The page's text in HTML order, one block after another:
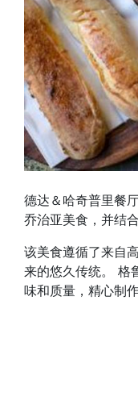
德达＆哈奇普里餐
乔治亚美食，并结
该美食遵循了来自
来的悠久传统。 格
味和质量，精心制